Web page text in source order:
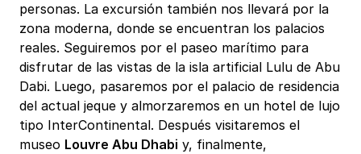
personas. La excursión también nos llevará por la
zona moderna, donde se encuentran los palacios
reales. Seguiremos por el paseo marítimo para
disfrutar de las vistas de la isla artificial Lulu de Abu
Dabi. Luego, pasaremos por el palacio de residencia
del actual jeque y almorzaremos en un hotel de lujo
tipo InterContinental. Después visitaremos el
museo Louvre Abu Dhabi y, finalmente,